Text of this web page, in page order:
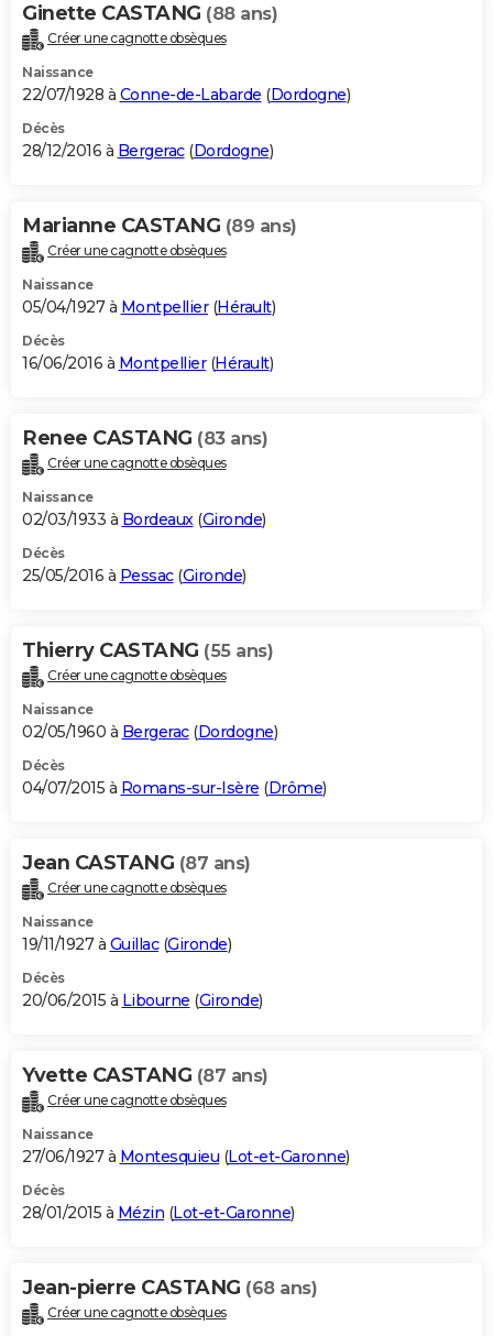
Ginette CASTANG (88 ans)
Créer une cagnotte obsèques
Naissance
22/07/1928 à Conne-de-Labarde (Dordogne)
Décès
28/12/2016 à Bergerac(Dordogne)
Marianne CASTANG (89 ans)
Créer une cagnotte obsèques
Naissance
05/04/1927 à Montpellier(Hérault)
Décès
16/06/2016 à Montpellier(Hérault)
Renee CASTANG (83 ans)
Créer une cagnotte obsèques
Naissance
02/03/1933 à Bordeaux(Gironde)
Décès
25/05/2016 à Pessac(Gironde)
Thierry CASTANG (55 ans)
Créer une cagnotte obsèques
Naissance
02/05/1960 à Bergerac(Dordogne)
Décès
04/07/2015 à Romans-sur-Isère (Drôme)
Jean CASTANG (87 ans)
Créer une cagnotte obsèques
Naissance
19/11/1927 à Guillac(Gironde)
Décès
20/06/2015 à Libourne (Gironde)
Yvette CASTANG (87 ans)
Créer une cagnotte obsèques
Naissance
27/06/1927 à Montesquieu (Lot-et-Garonne)
Décès
28/01/2015 à Mézin (Lot-et-Garonne)
Jean-pierre CASTANG (68 ans)
Créer une cagnotte obsèques